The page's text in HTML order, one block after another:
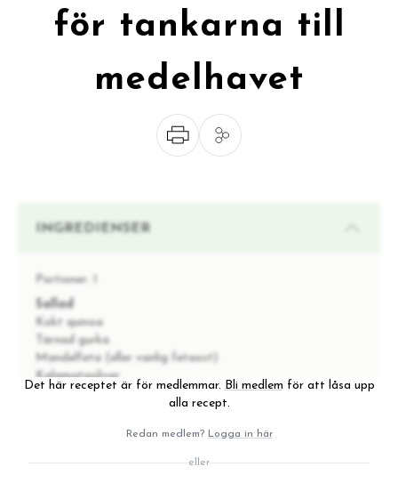
för tankarna till
medelhavet
INGREDIENSER
Portioner:
Sallad
Kokt quinoa
Tärnad gurka
Mandelfeta (eller vanlig fetaost)
Kalamataoliver
Finhackad rödlök
Hummus
Det här receptet är för medlemmar. Bli medlem för att låsa upp
alla recept.
Redan medlem? Logga in här
eller